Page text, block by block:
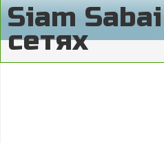
Siam
сетях